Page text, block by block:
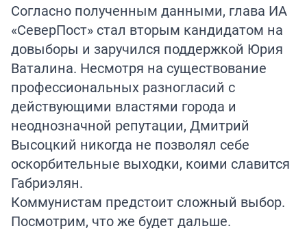
Согласно полученным данными, глава ИА
«СеверПост» стал вторым кандидатом на
довыборы и заручился поддержкой Юрия
Ваталина. Несмотря на существование
профессиональных разногласий с
действующими властями города и
неоднозначной репутации, Дмитрий
Высоцкий никогда не позволял себе
оскорбительные выходки, коими славится
Габриэлян.
Коммунистам предстоит сложный выбор.
Посмотрим, что же будет дальше.